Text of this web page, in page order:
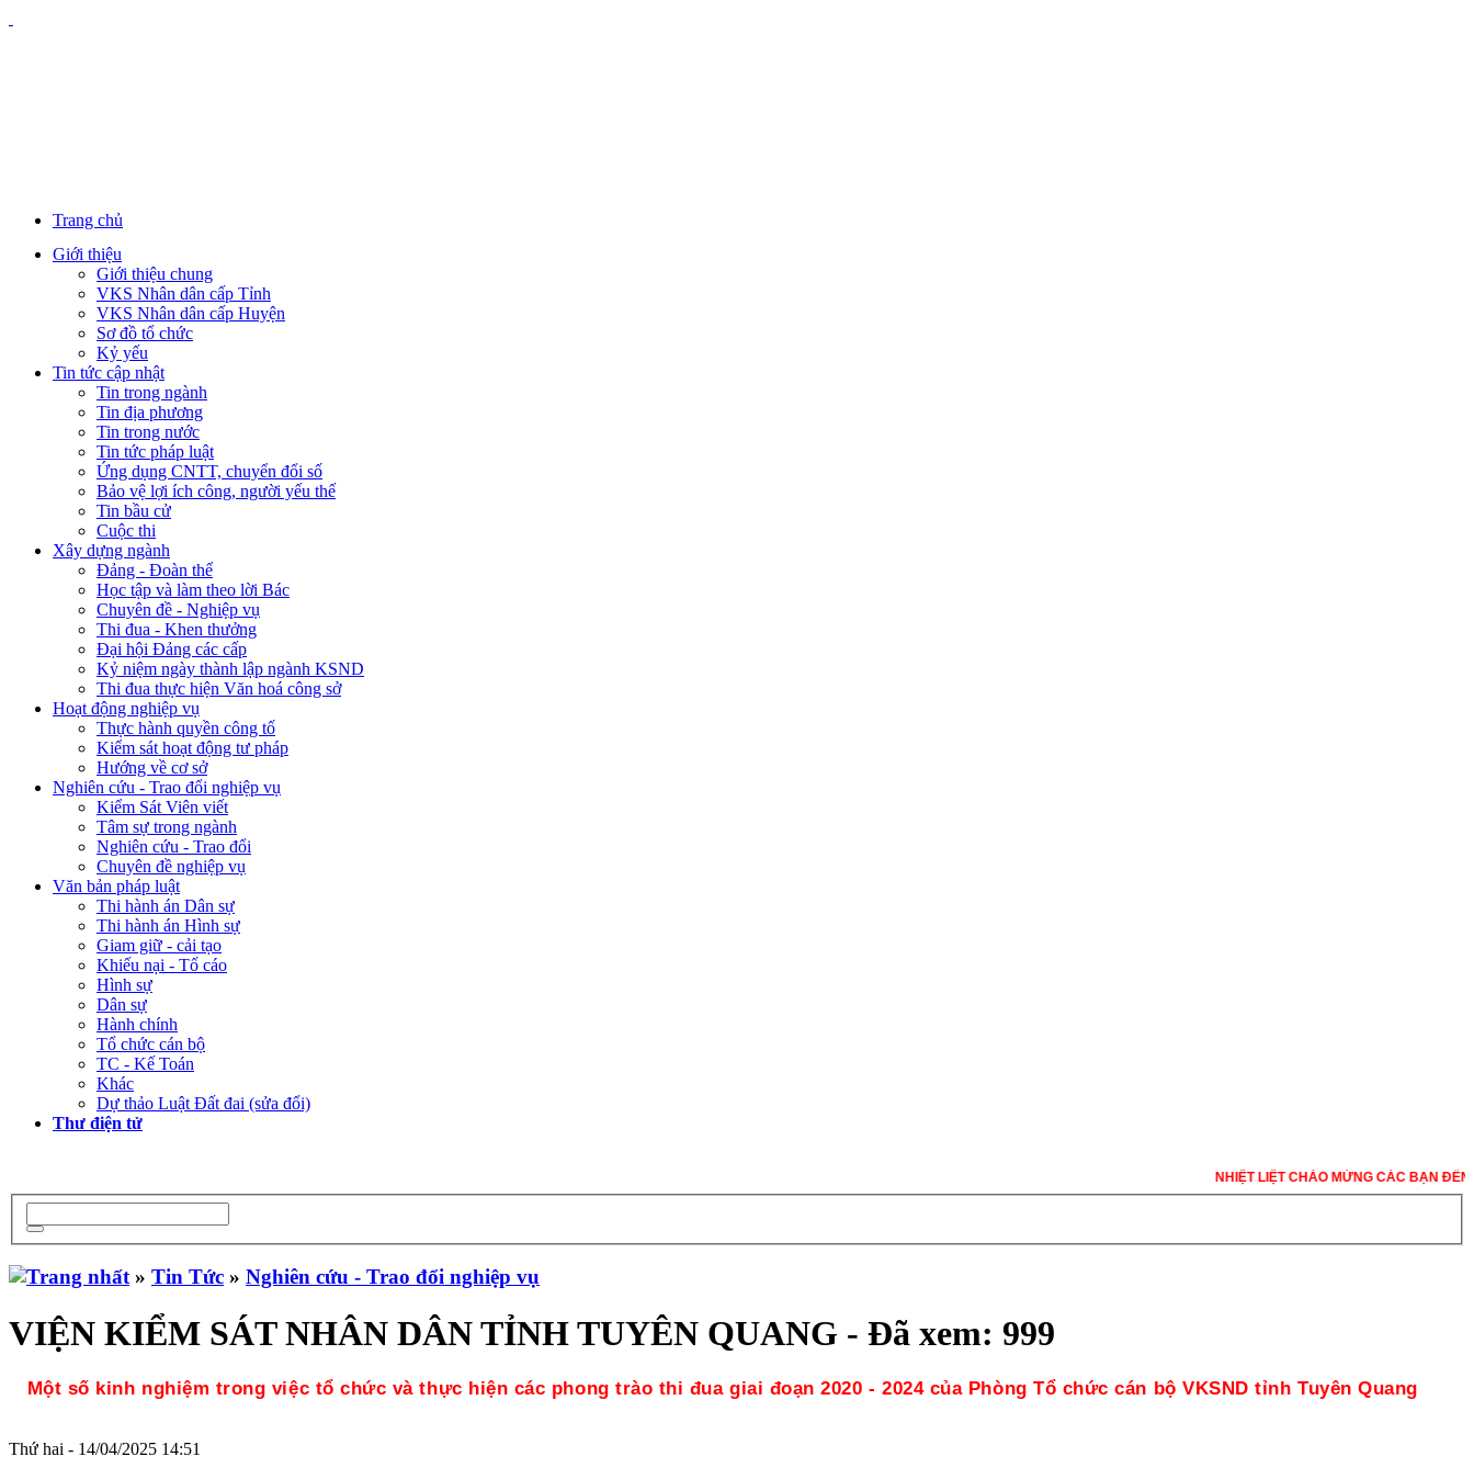
Trang chủ
Giới thiệu
Giới thiệu chung
VKS Nhân dân cấp Tỉnh
VKS Nhân dân cấp Huyện
Sơ đồ tổ chức
Kỷ yếu
Tin tức cập nhật
Tin trong ngành
Tin địa phương
Tin trong nước
Tin tức pháp luật
Ứng dụng CNTT, chuyển đổi số
Bảo vệ lợi ích công, người yếu thế
Tin bầu cử
Cuộc thi
Xây dựng ngành
Đảng - Đoàn thể
Học tập và làm theo lời Bác
Chuyên đề - Nghiệp vụ
Thi đua - Khen thưởng
Đại hội Đảng các cấp
Kỷ niệm ngày thành lập ngành KSND
Thi đua thực hiện Văn hoá công sở
Hoạt động nghiệp vụ
Thực hành quyền công tố
Kiểm sát hoạt động tư pháp
Hướng về cơ sở
Nghiên cứu - Trao đổi nghiệp vụ
Kiểm Sát Viên viết
Tâm sự trong ngành
Nghiên cứu - Trao đổi
Chuyên đề nghiệp vụ
Văn bản pháp luật
Thi hành án Dân sự
Thi hành án Hình sự
Giam giữ - cải tạo
Khiếu nại - Tố cáo
Hình sự
Dân sự
Hành chính
Tổ chức cán bộ
TC - Kế Toán
Khác
Dự thảo Luật Đất đai (sửa đổi)
Thư điện tử
NHIỆT LIỆT CHÀO MỪNG CÁC BẠN ĐẾN VỚI
» Tin Tức » Nghiên cứu - Trao đổi nghiệp vụ
VIỆN KIỂM SÁT NHÂN DÂN TỈNH TUYÊN QUANG - Đã xem: 999
Một số kinh nghiệm trong việc tổ chức và thực hiện các phong trào thi đua giai đoạn 2020 - 2024 của Phòng Tổ chức cán bộ VKSND tỉnh Tuyên Quang
Thứ hai - 14/04/2025 14:51